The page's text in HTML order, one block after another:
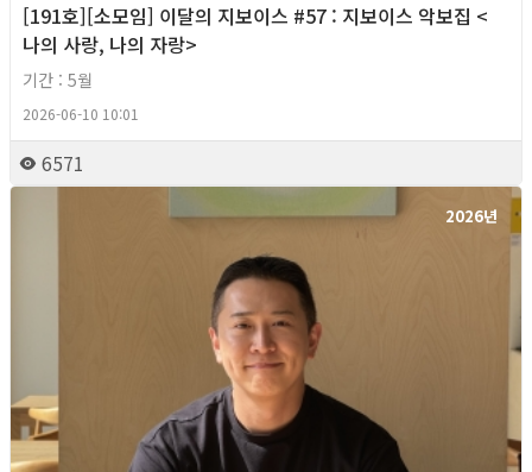
[191호][소모임] 이달의 지보이스 #57 : 지보이스 악보집 <
나의 사랑, 나의 자랑>
기간 : 5월
2026-06-10 10:01
6571
2026년